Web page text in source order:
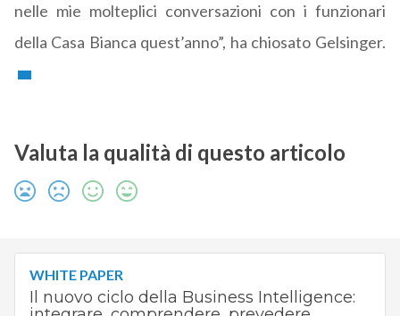
nelle mie molteplici conversazioni con i funzionari
della Casa Bianca quest’anno”, ha chiosato Gelsinger.
Valuta la qualità di questo articolo
WHITE PAPER
Il nuovo ciclo della Business Intelligence: